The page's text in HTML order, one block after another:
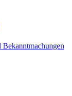
Bekanntmachungen